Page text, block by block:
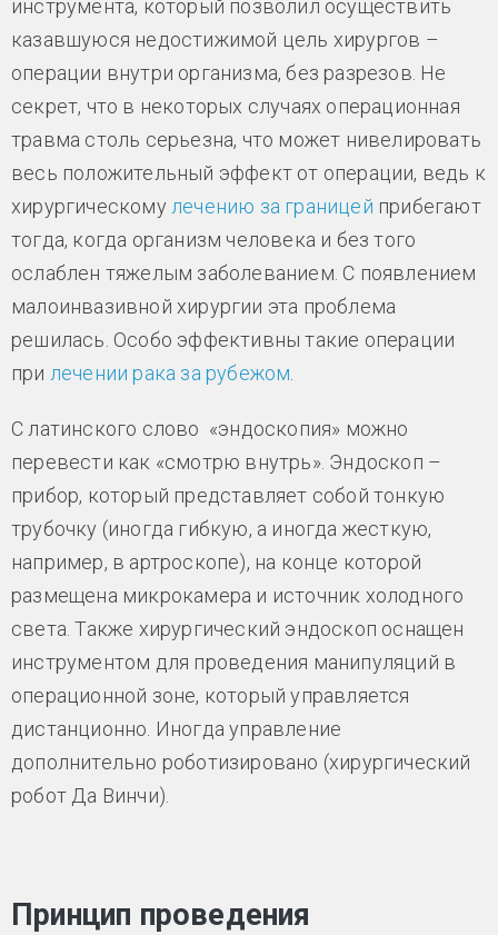
инструмента, который позволил осуществить
казавшуюся недостижимой цель хирургов –
операции внутри организма, без разрезов. Не
секрет, что в некоторых случаях операционная
травма столь серьезна, что может нивелировать
весь положительный эффект от операции, ведь к
хирургическому лечению за границей прибегают
тогда, когда организм человека и без того
ослаблен тяжелым заболеванием. С появлением
малоинвазивной хирургии эта проблема
решилась. Особо эффективны такие операции
при лечении рака за рубежом.
С латинского слово «эндоскопия» можно
перевести как «смотрю внутрь». Эндоскоп –
прибор, который представляет собой тонкую
трубочку (иногда гибкую, а иногда жесткую,
например, в артроскопе), на конце которой
размещена микрокамера и источник холодного
света. Также хирургический эндоскоп оснащен
инструментом для проведения манипуляций в
операционной зоне, который управляется
дистанционно. Иногда управление
дополнительно роботизировано (хирургический
робот Да Винчи).
Принцип проведения